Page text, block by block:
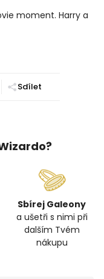
moment. Harry a
Sdílet
Sbírej Galeony
a ušetři s nimi při
dalším Tvém
nákupu